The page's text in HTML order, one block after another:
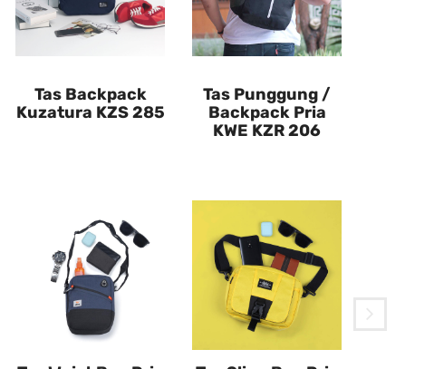
Tas Backpack
Kuzatura KZS 285
Tas Punggung /
Backpack Pria
KWE KZR 206